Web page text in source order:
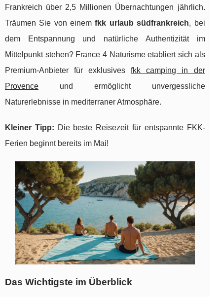
Frankreich über 2,5 Millionen Übernachtungen jährlich.
Träumen Sie von einemfkk urlaub südfrankreich, bei
dem Entspannung und natürliche Authentizität im
Mittelpunkt stehen? France 4 Naturisme etabliert sich als
Premium-Anbieter für exklusivesfkk camping in der
Provence und ermöglicht unvergessliche
Naturerlebnisse in mediterraner Atmosphäre.
Kleiner Tipp: Die beste Reisezeit für entspannte FKK-
Ferien beginnt bereits im Mai!
Das Wichtigste im Überblick